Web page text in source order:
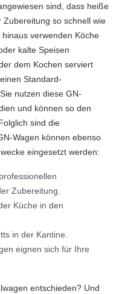
sind, dass heiße
so schnell wie
verwenden Köche
kalte Speisen
dem Kochen serviert
Standard-
nutzen diese GN-
und können so den
sind die
Wagen können ebenso
eingesetzt werden:
Zubereitung.
Küche in den
in der Kantine.
eignen sich für Ihre
entschieden? Und